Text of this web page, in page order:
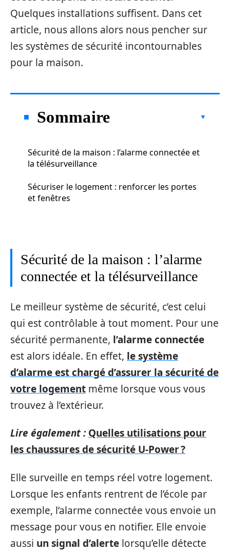
Quelques installations suffisent. Dans cet
article, nous allons alors nous pencher sur
les systèmes de sécurité incontournables
pour la maison.
Sommaire
Sécurité de la maison : l’alarme connectée et
la télésurveillance
Sécuriser le logement : renforcer les portes
et fenêtres
Sécurité de la maison : l’alarme
connectée et la télésurveillance
Le meilleur système de sécurité, c’est celui
qui est contrôlable à tout moment. Pour une
sécurité permanente, l’alarme connectée
est alors idéale. En effet, le système
d’alarme est chargé d’assurer la sécurité de
votre logement même lorsque vous vous
trouvez à l’extérieur.
Lire également : Quelles utilisations pour
les chaussures de sécurité U-Power ?
Elle surveille en temps réel votre logement.
Lorsque les enfants rentrent de l’école par
exemple, l’alarme connectée vous envoie un
message pour vous en notifier. Elle envoie
aussi un signal d’alerte lorsqu’elle détecte